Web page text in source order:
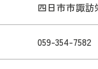
四日市市諏
059-354-7582